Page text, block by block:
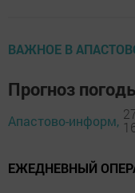
ВАЖНОЕ В
Прогноз
Апастово-информ,
ЕЖЕДНЕВНЫЙ